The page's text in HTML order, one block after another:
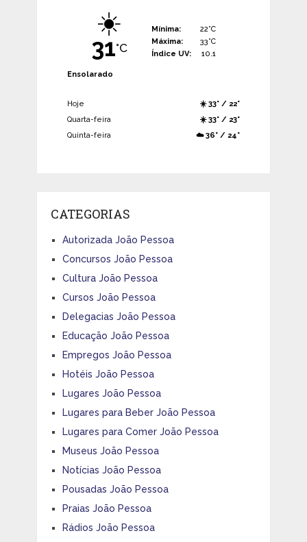
☀️
31°C
Mínima:
22°C
Máxima:
33°C
Índice UV:
10.1
Ensolarado
Hoje
☀️ 33° / 22°
Quarta-feira
☀️ 33° / 23°
Quinta-feira
☁️ 36° / 24°
CATEGORIAS
Autorizada João Pessoa
Concursos João Pessoa
Cultura João Pessoa
Cursos João Pessoa
Delegacias João Pessoa
Educação João Pessoa
Empregos João Pessoa
Hotéis João Pessoa
Lugares João Pessoa
Lugares para Beber João Pessoa
Lugares para Comer João Pessoa
Museus João Pessoa
Notícias João Pessoa
Pousadas João Pessoa
Praias João Pessoa
Rádios João Pessoa